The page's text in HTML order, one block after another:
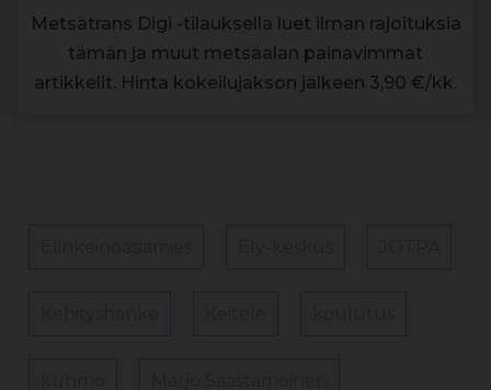
Metsätrans Digi -tilauksella luet ilman rajoituksia
tämän ja muut metsäalan painavimmat
artikkelit. Hinta kokeilujakson jälkeen 3,90 €/kk.